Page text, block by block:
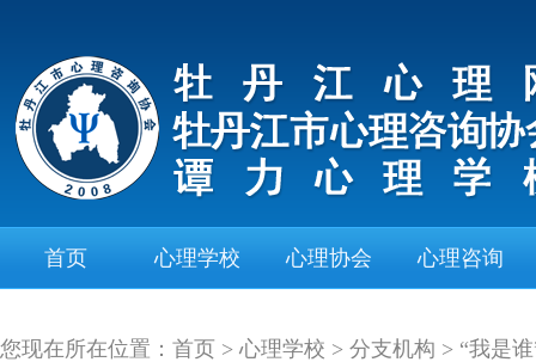
首页 心理学校 心理协会 心理咨询
您现在所在位置： 首页 > 心理学校 > 分支机构 > “我是谁